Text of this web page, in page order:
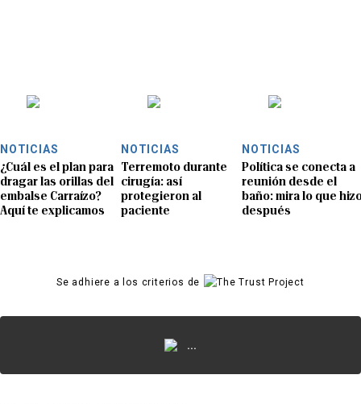
NOTICIAS
¿Cuál es el plan para
dragar las orillas del
embalse Carraízo?
Aquí te explicamos
NOTICIAS
Terremoto durante
cirugía: así
protegieron al
paciente
NOTICIAS
Política se conecta a
reunión desde el
baño: mira lo que
después
Se adhiere a los criterios de
...